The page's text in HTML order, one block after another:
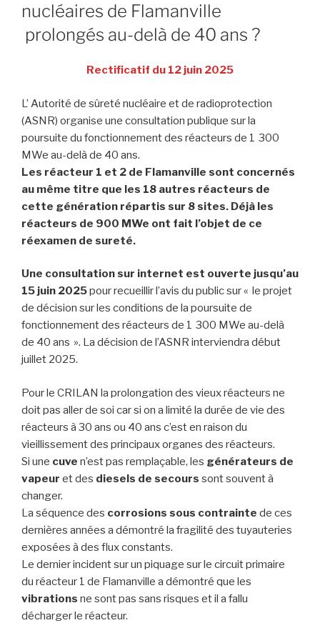
nucléaires de Flamanville
prolongés au-delà de 40 ans ?
Rectificatif du 12 juin 2025
L’ Autorité de sûreté nucléaire et de radioprotection
(ASNR) organise une consultation publique sur la
poursuite du fonctionnement des réacteurs de 1 300
MWe au-delà de 40 ans.
Les réacteur 1 et 2 de Flamanville sont concernés
au même titre que les 18 autres réacteurs de
cette génération répartis sur 8 sites. Déjà les
réacteurs de 900 MWe ont fait l’objet de ce
réexamen de sureté.
Une consultation sur internet est ouverte jusqu’au
15 juin 2025pour recueillir l’avis du public sur « le projet
de décision sur les conditions de la poursuite de
fonctionnement des réacteurs de 1 300 MWe au-delà
de 40 ans ». La décision de l’ASNR interviendra début
juillet 2025.
Pour le CRILAN la prolongation des vieux réacteurs ne
doit pas aller de soi car si on a limité la durée de vie des
réacteurs à 30 ans ou 40 ans c’est en raison du
vieillissement des principaux organes des réacteurs.
Si une cuve n’est pas remplaçable, les générateurs de
vapeur et des diesels de secours sont souvent à
changer.
La séquence des corrosions sous contrainte de ces
dernières années a démontré la fragilité des tuyauteries
exposées à des flux constants.
Le dernier incident sur un piquage sur le circuit primaire
du réacteur 1 de Flamanville a démontré que les
vibrations ne sont pas sans risques et il a fallu
décharger le réacteur.